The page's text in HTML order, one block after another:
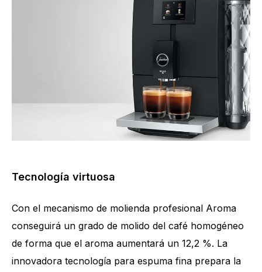
Cantidad de especialidades
Tecnología virtuosa
Con el mecanismo de molienda profesional Aroma
conseguirá un grado de molido del café homogéneo
de forma que el aroma aumentará un 12,2 %. La
innovadora tecnología para espuma fina prepara la